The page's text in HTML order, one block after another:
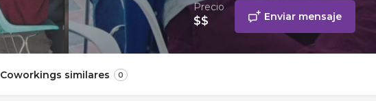
Precio
$$ Enviar mensaje
Coworkings similares 0